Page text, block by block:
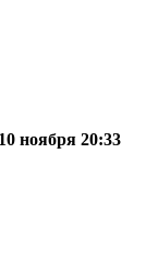
10 ноября 20:33